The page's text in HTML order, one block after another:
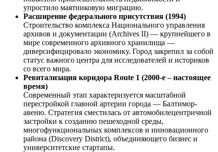
упростило маятниковую миграцию.
Расширение федерального присутствия (1994)
Строительство комплекса Национального управления
архивов и документации (Archives II) — крупнейшего в
мире современного архивного хранилища —
диверсифицировало экономику. Город закрепил за собой
статус важного центра для исследователей и историков
со всего мира.
Ревитализация коридора Route 1 (2000-е – настоящее
время)
Современный этап характеризуется масштабной
перестройкой главной артерии города — Балтимор-
авеню. Стратегия сместилась от автомобилецентричной
застройки к созданию пешеходной среды,
многофункциональных комплексов и инновационного
района (Discovery District), объединяющего бизнес и
университетские стартапы.